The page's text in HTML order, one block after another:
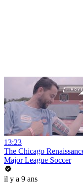
13:23
The Chicago
Major League Soccer
il y a 9 ans